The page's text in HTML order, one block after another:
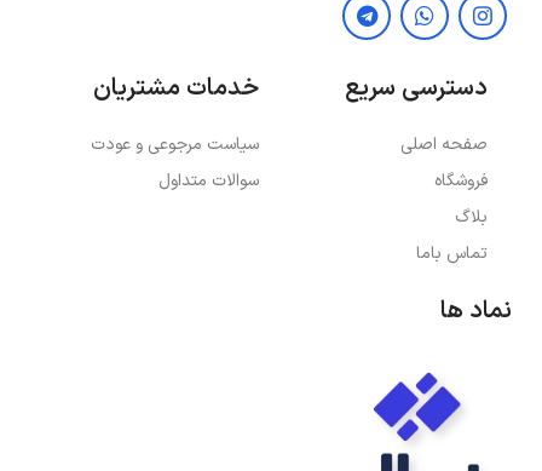
دسترسی سریع
صفحه اصلی
فروشگاه
بلاگ
تماس باما
خدمات مشتریان
سیاست مرجوعی و عودت
سوالات متداول
نماد ها